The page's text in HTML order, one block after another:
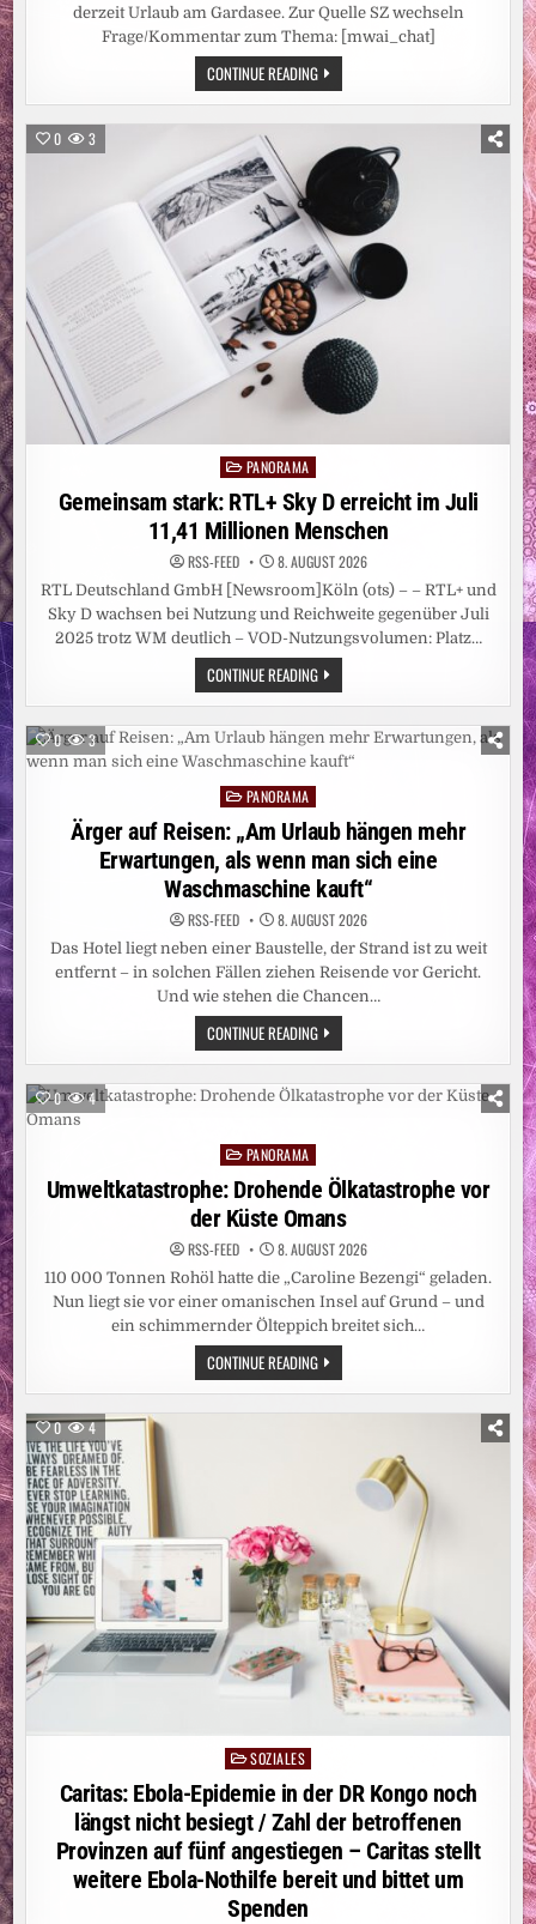
derzeit Urlaub am Gardasee. Zur Quelle SZ wechseln
Frage/Kommentar zum Thema: [mwai_chat]
CONTINUE READINGITALIEN:
WALDBRAND
AM
ALS
200
MENSCHEN
SICHERHEIT
GEBRACHT
0 3
Posted
in
PANORAMA
Gemeinsam stark: RTL+ Sky D erreicht im Juli
11,41 Millionen Menschen
RSS-FEED 8. AUGUST 2026
RTL Deutschland GmbH [Newsroom]Köln (ots) – – RTL+ und
Sky D wachsen bei Nutzung und Reichweite gegenüber Juli
2025 trotz WM deutlich – VOD-Nutzungsvolumen: Platz…
CONTINUE READINGGEMEINSAM
STARK:
RTL+
D
ERREICHT
IM
MENSCHEN
0 3
PostedPANORAMA
Ärger auf Reisen: „Am Urlaub hängen mehr
Erwartungen, als wenn man sich eine
Waschmaschine kauft“
RSS-FEED 8. AUGUST 2026
Das Hotel liegt neben einer Baustelle, der Strand ist zu weit
entfernt – in solchen Fällen ziehen Reisende vor Gericht.
Und wie stehen die Chancen…
CONTINUE READINGÄRGER
AUF
REISEN:
URLAUB
HÄNGEN
WENN
MAN
SICH
EINE
WASCHMASCHINE
KAUFT“
0 4
Posted
in
PANORAMA
Umweltkatastrophe: Drohende Ölkatastrophe vor
der Küste Omans
RSS-FEED 8. AUGUST 2026
110 000 Tonnen Rohöl hatte die „Caroline Bezengi“ geladen.
Nun liegt sie vor einer omanischen Insel auf Grund – und
ein schimmernder Ölteppich breitet sich…
CONTINUE READINGUMWELTKATASTROPHE:
DROHENDE
ÖLKATASTROPHE
0 4
Posted
in
SOZIALES
Caritas: Ebola-Epidemie in der DR Kongo noch
längst nicht besiegt / Zahl der betroffenen
Provinzen auf fünf angestiegen – Caritas stellt
weitere Ebola-Nothilfe bereit und bittet um
Spenden